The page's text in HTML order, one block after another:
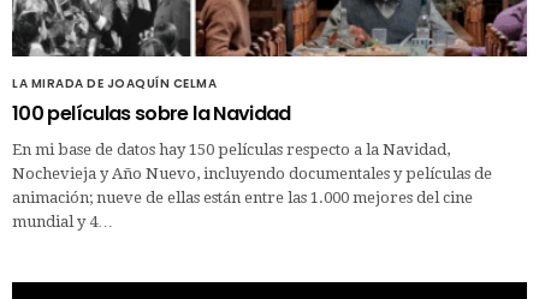
LA MIRADA DE JOAQUÍN CELMA
100 películas sobre la Navidad
En mi base de datos hay 150 películas respecto a la Navidad,
Nochevieja y Año Nuevo, incluyendo documentales y películas de
animación; nueve de ellas están entre las 1.000 mejores del cine
mundial y 4…